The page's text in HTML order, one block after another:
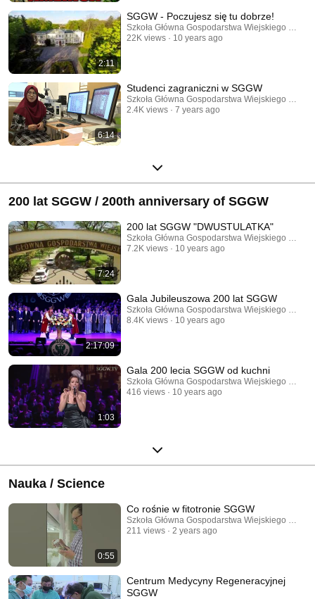
2:11
SGGW - Poczujesz się tu dobrze!
Szkoła Główna Gospodarstwa Wiejskiego w
22K views
10 years ago
6:14
Studenci zagraniczni w SGGW
Szkoła Główna Gospodarstwa Wiejskiego w
2.4K views
7 years ago
200 lat SGGW / 200th anniversary of SGGW
7:24
200 lat SGGW "DWUSTULATKA"
Szkoła Główna Gospodarstwa Wiejskiego w
7.2K views
10 years ago
2:17:09
Gala Jubileuszowa 200 lat SGGW
Szkoła Główna Gospodarstwa Wiejskiego w
8.4K views
10 years ago
1:03
Gala 200 lecia SGGW od kuchni
Szkoła Główna Gospodarstwa Wiejskiego w
416 views
10 years ago
Nauka / Science
0:55
Co rośnie w fitotronie SGGW
Szkoła Główna Gospodarstwa Wiejskiego w
211 views
2 years ago
Centrum Medycyny Regeneracyjnej
SGGW